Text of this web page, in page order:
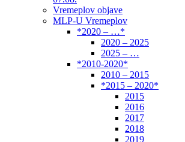
Vremeplov objave
MLP-U Vremeplov
*2020 – …*
2020 – 2025
2025 – …
*2010-2020*
2010 – 2015
*2015 – 2020*
2015
2016
2017
2018
2019